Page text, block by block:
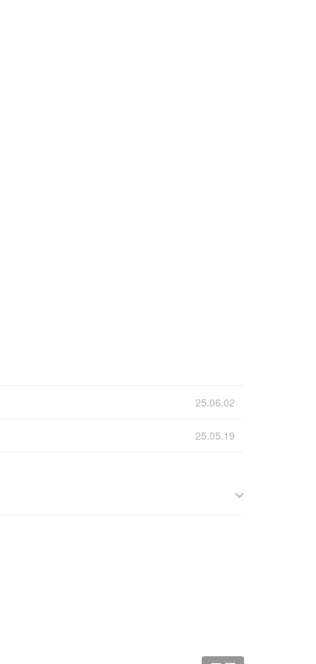
25.06.02
25.05.19